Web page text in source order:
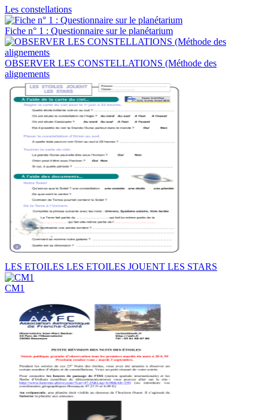
Les constellations
Fiche n° 1 : Questionnaire sur le planétarium
OBSERVER LES CONSTELLATIONS (Méthode des
alignements
LES ETOILES LES ETOILES JOUENT LES STARS
CM1